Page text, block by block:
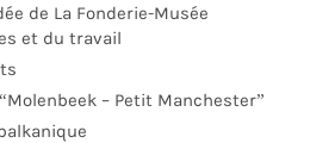
de La Fonderie-Musée
et du travail
– Petit Manchester”